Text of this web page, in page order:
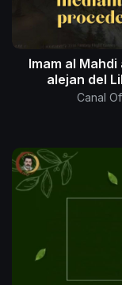
Imam al
alejan del
Canal